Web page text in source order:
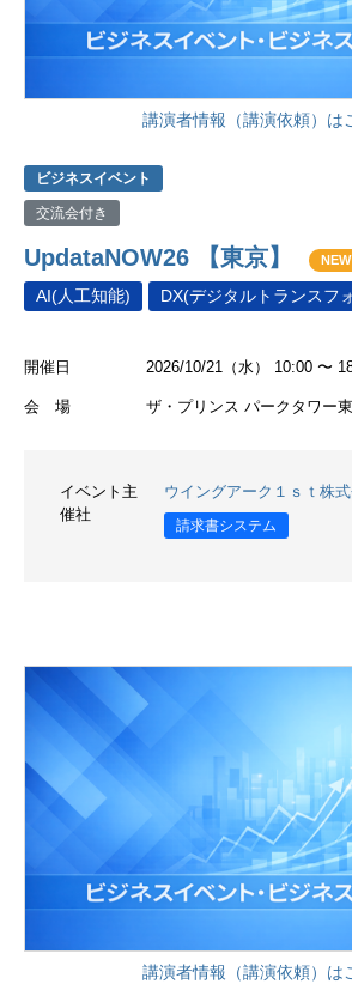
講演者情報（講演依頼）は
ビジネスイベント
交流会付き
UpdataNOW26 【東京】 NEW
AI(人工知能) DX(デジタルトランスフ
開催日 2026/10/21（水） 10:00 〜
会 場 ザ・プリンス パークタワー
イベント主
催社
ウイングアーク１ｓｔ株
請求書システム
講演者情報（講演依頼）は